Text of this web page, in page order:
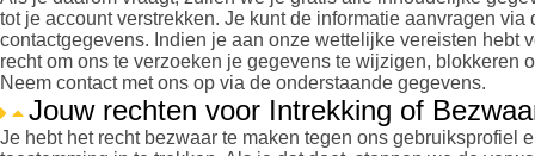
tot je account verstrekken. Je kunt de informatie aanvragen via
contactgegevens. Indien je aan onze wettelijke vereisten hebt
recht om ons te verzoeken je gegevens te wijzigen, blokkeren
Neem contact met ons op via de onderstaande gegevens.
Jouw rechten voor Intrekking of
Je hebt het recht bezwaar te maken tegen ons gebruiksprofiel